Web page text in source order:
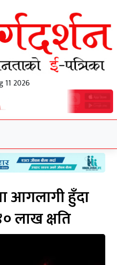
11 2026
आगलागी हुँदा
लाख क्षति